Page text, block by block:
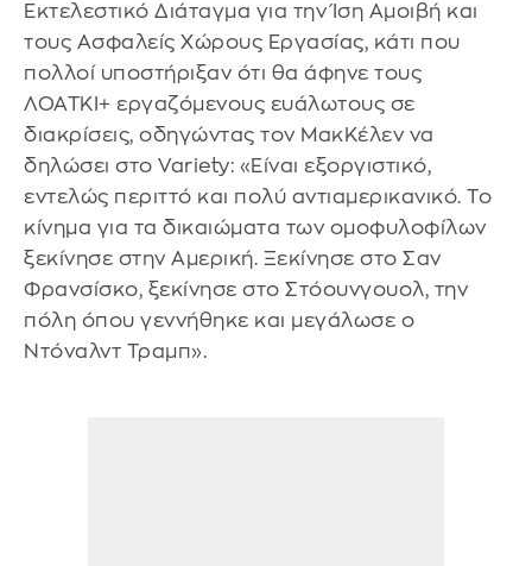
Εκτελεστικό Διάταγμα για την Ίση Αμοιβή και
τους Ασφαλείς Χώρους Εργασίας, κάτι που
πολλοί υποστήριξαν ότι θα άφηνε τους
ΛΟΑΤΚΙ+ εργαζόμενους ευάλωτους σε
διακρίσεις, οδηγώντας τον ΜακΚέλεν να
δηλώσει στο Variety: «Είναι εξοργιστικό,
εντελώς περιττό και πολύ αντιαμερικανικό. Το
κίνημα για τα δικαιώματα των ομοφυλοφίλων
ξεκίνησε στην Αμερική. Ξεκίνησε στο Σαν
Φρανσίσκο, ξεκίνησε στο Στόουνγουολ, την
πόλη όπου γεννήθηκε και μεγάλωσε ο
Ντόναλντ Τραμπ».